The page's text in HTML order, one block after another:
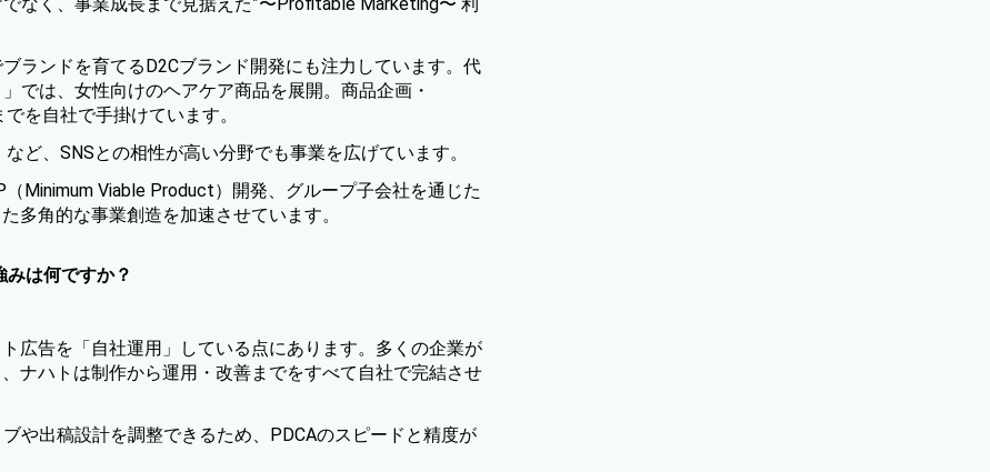
ランドを育てるD2Cブランド開発にも注力しています。代
では、女性向けのヘアケア商品を展開。商品企画・
を自社で手掛けています。
など、SNSとの相性が高い分野でも事業を広げています。
Minimum Viable Product）開発、グループ子会社を通じた
多角的な事業創造を加速させています。
は何ですか？
広告を「自社運用」している点にあります。多くの企業が
ナハトは制作から運用・改善までをすべて自社で完結させ
や出稿設計を調整できるため、PDCAのスピードと精度が